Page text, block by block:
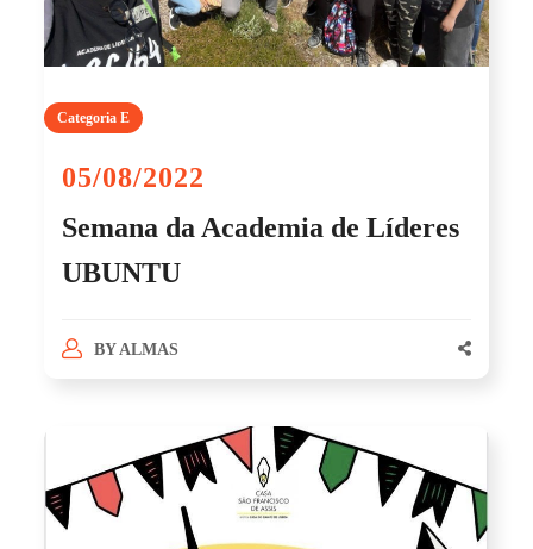
Categoria E
05/08/2022
Semana da Academia de Líderes
UBUNTU
BY ALMAS